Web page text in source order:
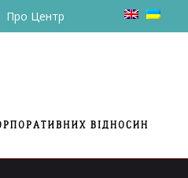
Про Центр